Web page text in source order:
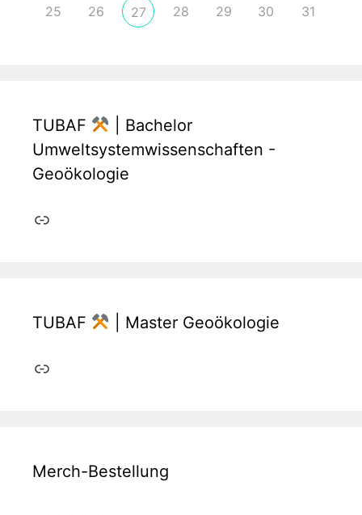
25 26 27 28 29 30 31
TUBAF
| Bachelor
Umweltsystemwissenschaften -
Geoökologie
Link
TUBAF | Master Geoökologie
Link
Merch-Bestellung